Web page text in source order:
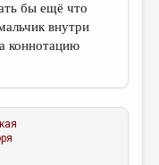
бы ещё что
внутри
коннотацию